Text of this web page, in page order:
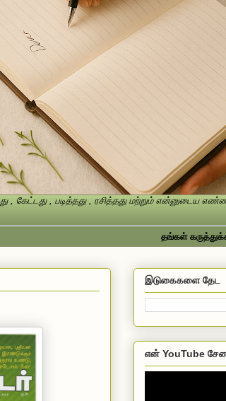
, கேட்டது , படித்தது , ரசித்தது மற்றும் என்னுடைய
தங்கள் கருத்துக்களை
இடுகைகளை தேட
என் YouTube